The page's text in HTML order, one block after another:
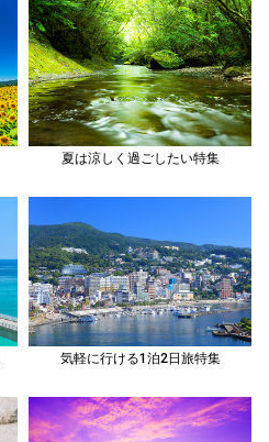
夏は涼しく過ごしたい特集
気軽に行ける1泊2日旅特集